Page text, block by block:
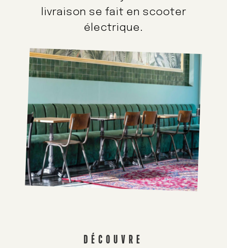
livraison se fait en scooter
électrique.
DÉCOUVRE